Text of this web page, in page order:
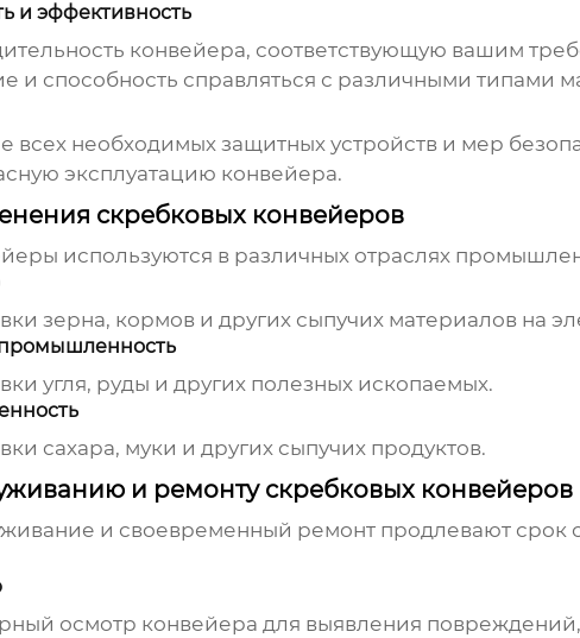
и эффективность
конвейера, соответствующую вашим
и способность справляться с различными типами
всех необходимых защитных устройств и мер
эксплуатацию конвейера.
скребковых конвейеров
используются в различных отраслях
зерна, кормов и других сыпучих материалов на
угля, руды и других полезных ископаемых.
сахара, муки и других сыпучих продуктов.
и ремонту скребковых конвейеров
и своевременный ремонт продлевают срок
осмотр конвейера для выявления